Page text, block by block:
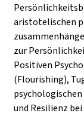
aristotelischen
zur
Positiven
(Flourishing),
und Resilienz